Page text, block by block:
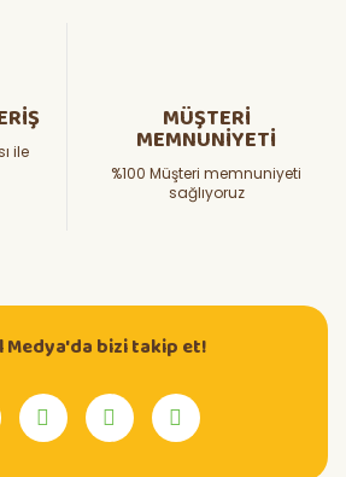
ile
MÜŞTERİ
MEMNUNİYETİ
%100 Müşteri memnuniyeti
sağlıyoruz
Medya'da bizi takip et!